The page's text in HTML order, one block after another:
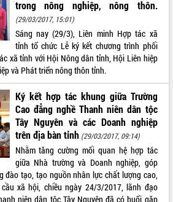
bộ
trưởng
tác về
2030
tỉnh
y tế
nghiệm
trong nông nghiệp, nông thôn.
(29/03/2017, 15:01)
Sáng nay (29/3), Liên minh Hợp tác xã
tỉnh tổ chức Lễ ký kết chương trình phối
xã tỉnh với Hội Nông dân tỉnh, Hội Liên hiệp
và Phát triển nông thôn tỉnh.
Ký kết hợp tác khung giữa Trường
Cao đẳng nghề Thanh niên dân tộc
Tây Nguyên và các Doanh nghiệp
trên địa bàn tỉnh (29/03/2017, 09:14)
Nhằm tăng cường mối quan hệ hợp tác
giữa Nhà trường và Doanh nghiệp, góp
đào tạo, tạo nguồn nhân lực chất lượng cao,
xã hội, chiều ngày 24/3/2017, lãnh đạo
niên dân tộc Tây Nguyên đã có buổi gặp